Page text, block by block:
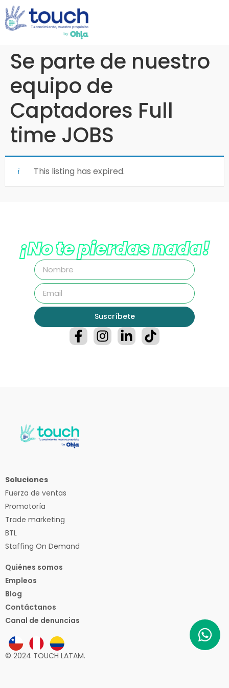
Se parte de nuestro
equipo de
Captadores Full
time JOBS
This listing has expired.
¡No te pierdas nada!
Suscríbete
Soluciones
Fuerza de ventas
Promotoría
Trade marketing
BTL
Staffing On Demand
Quiénes somos
Empleos
Blog
Contáctanos
Canal de denuncias
© 2024 TOUCH LATAM.